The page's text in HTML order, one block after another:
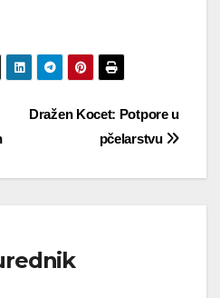
Dražen Kocet: Potpore u
pčelarstvu